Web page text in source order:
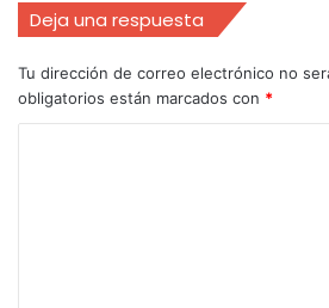
Deja una respuesta
Tu dirección de correo electrónico no
obligatorios están marcados con *